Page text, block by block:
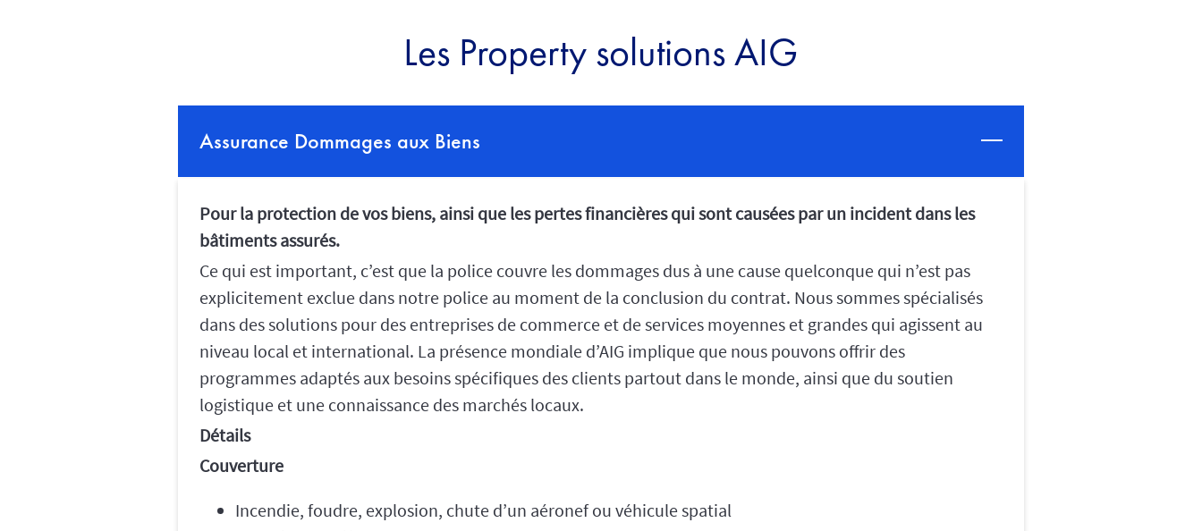
Les Property solutions AIG
Assurance Dommages aux Biens
Pour la protection de vos biens, ainsi que les pertes financières qui sont causées par un incident dans les
bâtiments assurés.
Ce qui est important, c’est que la police couvre les dommages dus à une cause quelconque qui n’est pas
explicitement exclue dans notre police au moment de la conclusion du contrat. Nous sommes spécialisés
dans des solutions pour des entreprises de commerce et de services moyennes et grandes qui agissent au
niveau local et international. La présence mondiale d’AIG implique que nous pouvons offrir des
programmes adaptés aux besoins spécifiques des clients partout dans le monde, ainsi que du soutien
logistique et une connaissance des marchés locaux.
Détails
Couverture
Incendie, foudre, explosion, chute d’un aéronef ou véhicule spatial